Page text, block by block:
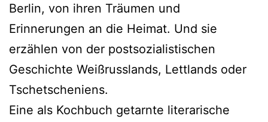
Berlin, von ihren Träumen und
Erinnerungen an die Heimat. Und sie
erzählen von der postsozialistischen
Geschichte Weißrusslands, Lettlands oder
Tschetscheniens.
Eine als Kochbuch getarnte literarische